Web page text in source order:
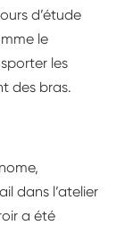
d’étude
le
les
des bras.
dans l’atelier
a été